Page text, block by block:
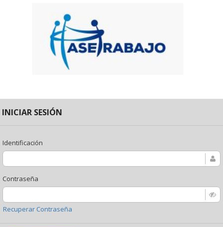
INICIAR SESIÓN
Identificación
Contraseña
Recuperar Contraseña